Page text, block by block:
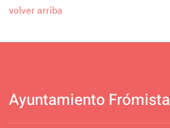
volver arriba
Ayuntamiento Frómista